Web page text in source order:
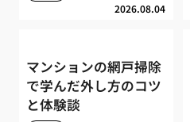
2026.08.04
マンションの網戸掃除
で学んだ外し方のコツ
と体験談